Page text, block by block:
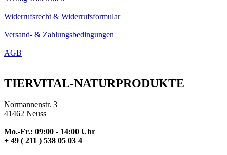
Widerrufsrecht & Widerrufsformular
Versand- & Zahlungsbedingungen
AGB
TIERVITAL-NATURPRODUKTE
Normannenstr. 3
41462 Neuss
Mo.-Fr.: 09:00 - 14:00 Uhr
+ 49 ( 211 ) 538 05 03 4